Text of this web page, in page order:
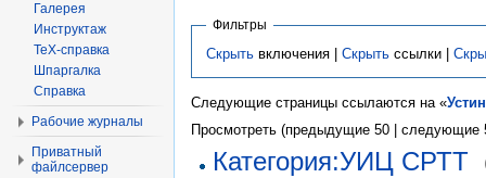
Фильтры
Скрытьвключения | Скрытьссылки |
Следующие страницы ссылаются на «
Просмотреть (предыдущие 50 | следующие
Категория:УИЦ СРТТ
Галерея
Инструктаж
TeX-справка
Шпаргалка
Справка
Рабочие журналы
Приватный
файлсервер